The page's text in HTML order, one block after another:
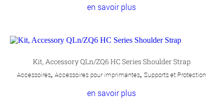
en savoir plus
Kit, Accessory QLn/ZQ6 HC Series Shoulder Strap
Accessoires, Accessoires pour imprimantes, Supports et Protection
en savoir plus